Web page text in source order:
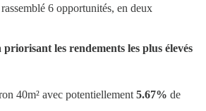
6 opportunités, en deux
priorisant les rendements les plus élevés
40m² avec potentiellement 5.67% de